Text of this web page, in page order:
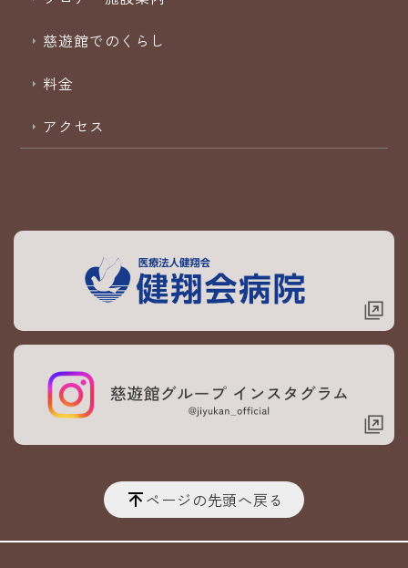
慈遊館でのくらし
料金
アクセス
ページの先頭へ戻る